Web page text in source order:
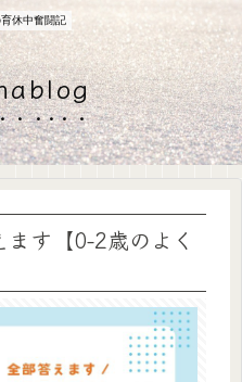
休中奮闘記
す【0-2歳のよく